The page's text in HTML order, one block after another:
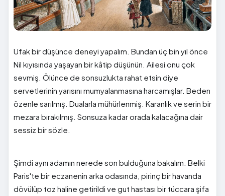
Ufak bir düşünce deneyi yapalım. Bundan üç bin yıl önce
Nil kıyısında yaşayan bir kâtip düşünün. Ailesi onu çok
sevmiş. Ölünce de sonsuzlukta rahat etsin diye
servetlerinin yarısını mumyalanmasına harcamışlar. Beden
özenle sarılmış. Dualarla mühürlenmiş. Karanlık ve serin bir
mezara bırakılmış. Sonsuza kadar orada kalacağına dair
sessiz bir sözle.
Şimdi aynı adamın nerede son bulduğuna bakalım. Belki
Paris'te bir eczanenin arka odasında, pirinç bir havanda
dövülüp toz haline getirildi ve gut hastası bir tüccara şifa